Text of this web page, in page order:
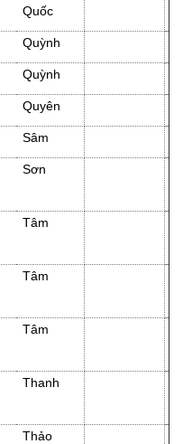
Quốc
Quỳnh
Quỳnh
Quyên
Sâm
Sơn
Tâm
Tâm
Tâm
Thanh
Thảo